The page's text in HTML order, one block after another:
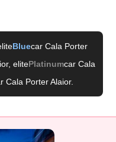
Bluecar Cala Porter
, elitePlatinumcar Cala
Cala Porter Alaior.